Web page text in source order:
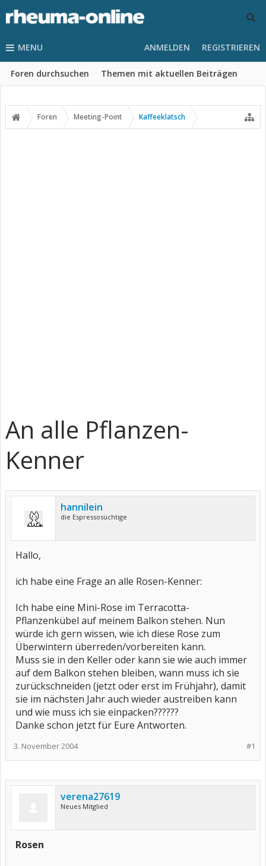
MENU
Foren durchsuchen Themen mit aktuellen Beiträgen
ANMELDEN REGISTRIEREN
Foren Meeting-Point Kaffeeklatsch
An alle Pflanzen-
Kenner
hannilein
die Espressosüchtige
Hallo,
ich habe eine Frage an alle Rosen-Kenner:
Ich habe eine Mini-Rose im Terracotta-
Pflanzenkübel auf meinem Balkon stehen. Nun
würde ich gern wissen, wie ich diese Rose zum
Überwintern überreden/vorbereiten kann.
Muss sie in den Keller oder kann sie wie auch immer
auf dem Balkon stehen bleiben, wann muss ich sie
zurückschneiden (jetzt oder erst im Frühjahr), damit
sie im nächsten Jahr auch wieder austreiben kann
und wie muss ich sie einpacken??????
Danke schon jetzt für Eure Antworten.
#1
3. November 2004
verena27619
Neues Mitglied
Rosen